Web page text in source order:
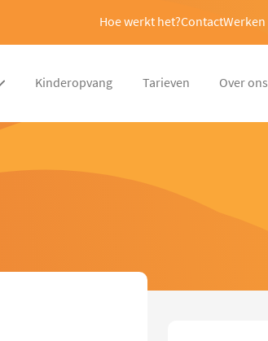
Hoe werkt het?Contact
Kinderopvang Tarieven Over ons